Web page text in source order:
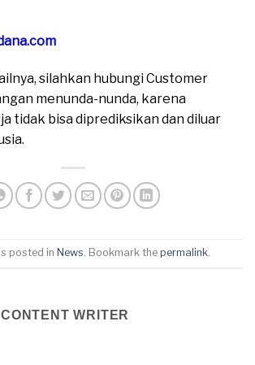
silahkan hubungi Customer
menunda-nunda, karena
tidak bisa diprediksikan dan diluar
posted in News. Bookmark the permalink.
CONTENT WRITER